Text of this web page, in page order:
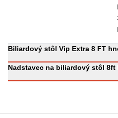
Biliardový stôl Vip Extra 8 FT
Nadstavec na biliardový stôl 8ft